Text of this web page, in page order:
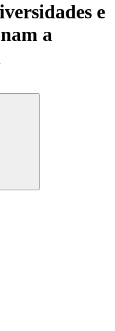
e
a